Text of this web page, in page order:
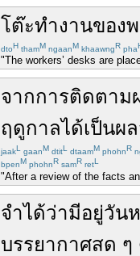
โต๊ะทำงานของ
dtoH thamM ngaanM khaawngR pha
"The workers’ desks are
จากการติดตาม
ฤดูกาลได้เป็นผ
jaakL gaanM dtitL dtaamM phohnR
bpenM phohnR samR retL
"After a review of the facts
จำได้ว่ามีอยู่วัน
บรรยากาศสด ๆ